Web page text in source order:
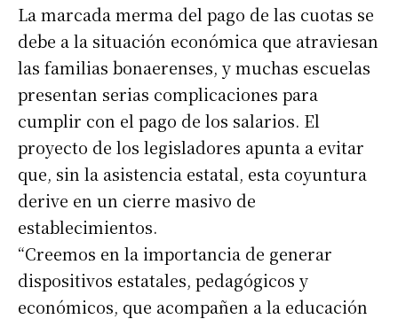
La marcada merma del pago de las cuotas se
debe a la situación económica que atraviesan
las familias bonaerenses, y muchas escuelas
presentan serias complicaciones para
cumplir con el pago de los salarios. El
proyecto de los legisladores apunta a evitar
que, sin la asistencia estatal, esta coyuntura
derive en un cierre masivo de
establecimientos.
“Creemos en la importancia de generar
dispositivos estatales, pedagógicos y
económicos, que acompañen a la educación